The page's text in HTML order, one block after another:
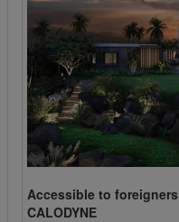
Accessible to foreigners
CALODYNE